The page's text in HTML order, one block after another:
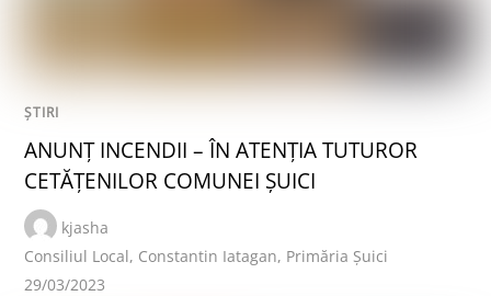
ȘTIRI
ANUNȚ INCENDII – ÎN ATENȚIA TUTUROR
CETĂȚENILOR COMUNEI ȘUICI
kjasha
Consiliul Local, Constantin Iatagan, Primăria Șuici
29/03/2023